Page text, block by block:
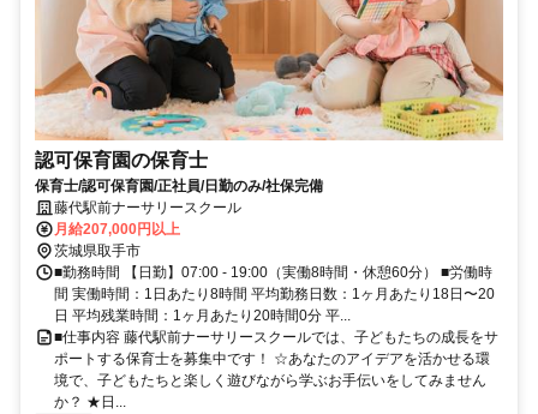
認可保育園の保育士
保育士/認可保育園/正社員/日勤のみ/社保完備
藤代駅前ナーサリースクール
月給207,000円以上
茨城県取手市
■勤務時間 【日勤】07:00 - 19:00（実働8時間・休憩60分） ■労働時
間 実働時間：1日あたり8時間 平均勤務日数：1ヶ月あたり18日〜20
日 平均残業時間：1ヶ月あたり20時間0分 平...
■仕事内容 藤代駅前ナーサリースクールでは、子どもたちの成長をサ
ポートする保育士を募集中です！ ☆あなたのアイデアを活かせる環
境で、子どもたちと楽しく遊びながら学ぶお手伝いをしてみません
か？ ★日...